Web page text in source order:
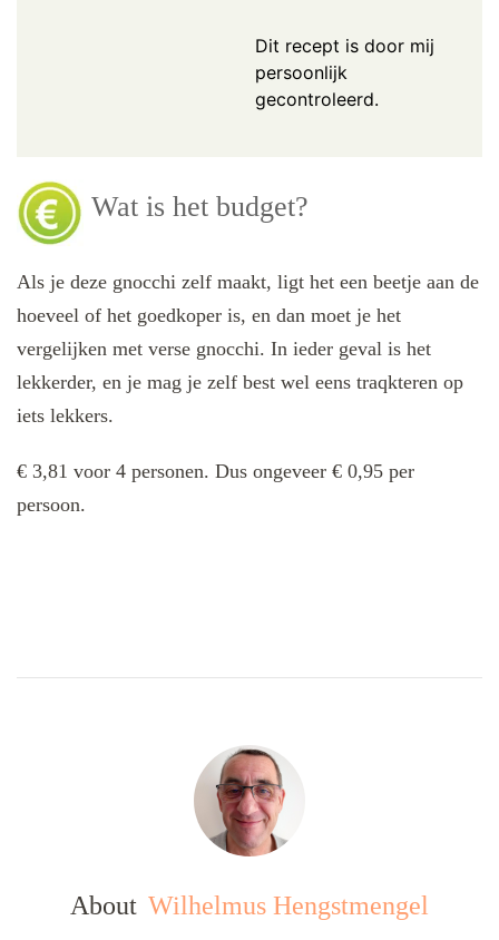
Dit recept is door mij
persoonlijk
gecontroleerd.
Wat is het budget?
Als je deze gnocchi zelf maakt, ligt het een beetje aan de
hoeveel of het goedkoper is, en dan moet je het
vergelijken met verse gnocchi. In ieder geval is het
lekkerder, en je mag je zelf best wel eens traqkteren op
iets lekkers.
€ 3,81 voor 4 personen. Dus ongeveer € 0,95 per
persoon.
About Wilhelmus Hengstmengel